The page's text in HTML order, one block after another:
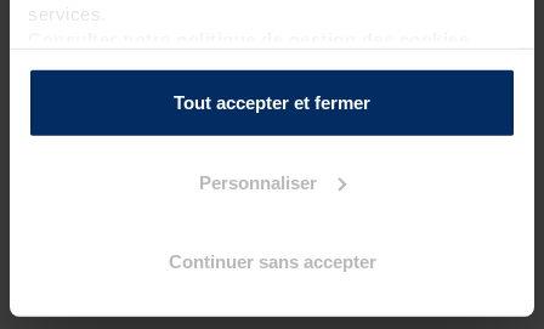
services.
Tout accepter et fermer
Personnaliser
Continuer sans accepter
Pour connaître l’heure de début de votre premier soin, nous
Programme des soins
1 massage Phytomer dos décontractant et reminéralisant